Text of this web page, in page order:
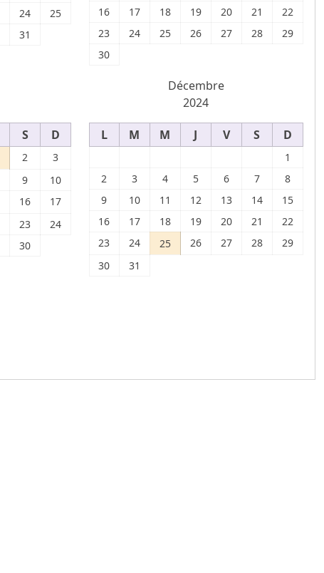
24
25
31
16
17 18 19 20 21
22
23
24 25 26 27 28
29
30
S D
2
3
9
10
16
17
23
24
30
Décembre
2024
L M M J V S D
1
2
3 4 5 6 7
8
9
10 11 12 13 14
15
16
17 18 19 20 21
22
23
24 25 26 27 28
29
30
31